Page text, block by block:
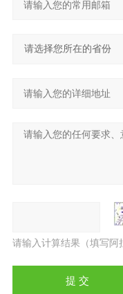
请输入计算结果（填写阿